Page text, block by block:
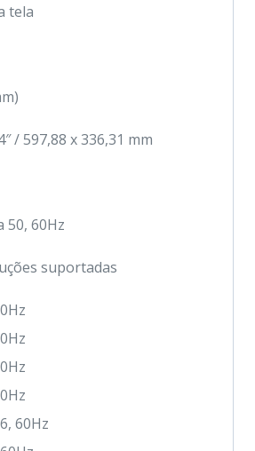
tela
/ 597,88 x 336,31 mm
50, 60Hz
suportadas
60Hz